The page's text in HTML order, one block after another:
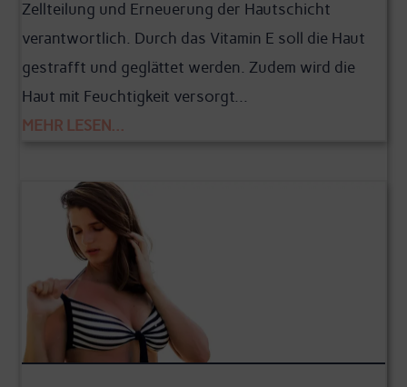
Zellteilung und Erneuerung der Hautschicht
verantwortlich. Durch das Vitamin E soll die Haut
gestrafft und geglättet werden. Zudem wird die
Haut mit Feuchtigkeit versorgt...
MEHR LESEN...